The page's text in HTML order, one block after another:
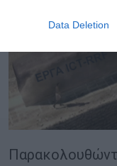
Data Deletion